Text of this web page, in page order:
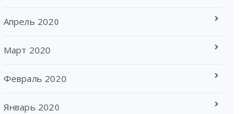
Апрель 2020
Март 2020
Февраль 2020
Январь 2020